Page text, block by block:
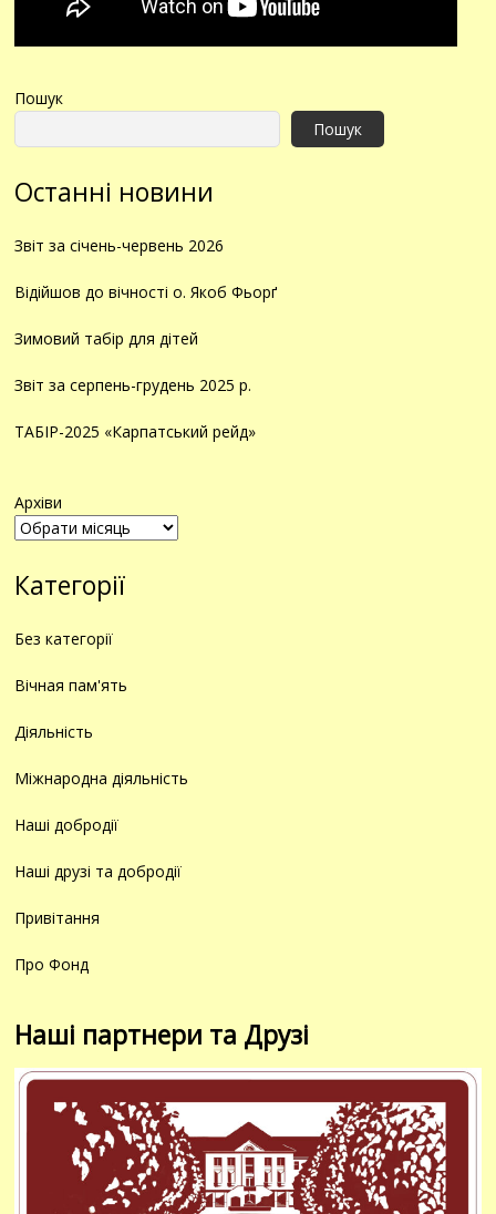
Пошук
Пошук
Останні новини
Звіт за січень-червень 2026
Відійшов до вічності о. Якоб Фьорґ
Зимовий табір для дітей
Звіт за серпень-грудень 2025 р.
ТАБІР-2025 «Карпатський рейд»
Архіви
Категорії
Без категорії
Вічная пам'ять
Діяльність
Міжнародна діяльність
Наші добродії
Наші друзі та добродії
Привітання
Про Фонд
Наші партнери та Друзі